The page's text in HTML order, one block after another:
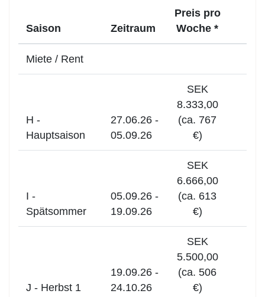
Saison Zeitraum
Preis pro
Woche *
Miete / Rent
H -
Hauptsaison
27.06.26 -
05.09.26
SEK
8.333,00
(ca. 767
€)
I -
Spätsommer
05.09.26 -
19.09.26
SEK
6.666,00
(ca. 613
€)
J - Herbst 1
19.09.26 -
24.10.26
SEK
5.500,00
(ca. 506
€)